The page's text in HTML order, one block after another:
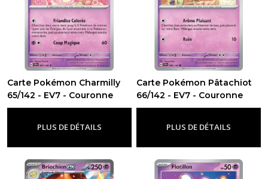
Carte Pokémon Charmilly
65/142 - EV7 - Couronne
Stellaire-Ev7 - Couronne Stellaire
PLUS DE DÉTAILS
Carte Pokémon Pâtachiot
66/142 - EV7 - Couronne
Stellaire-Ev7 - Couronne Stellaire
PLUS DE DÉTAILS